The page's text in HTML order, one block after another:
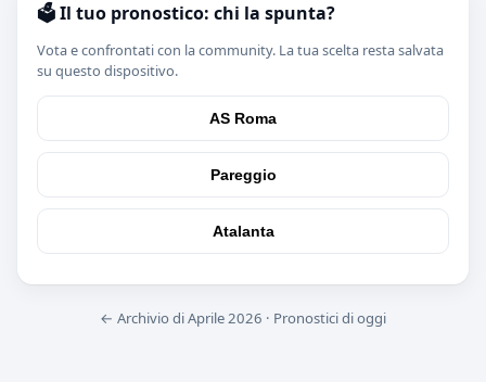
🗳️ Il tuo pronostico: chi la spunta?
Vota e confrontati con la community. La tua scelta resta salvata
su questo dispositivo.
AS Roma
Pareggio
Atalanta
← Archivio di Aprile 2026 · Pronostici di oggi